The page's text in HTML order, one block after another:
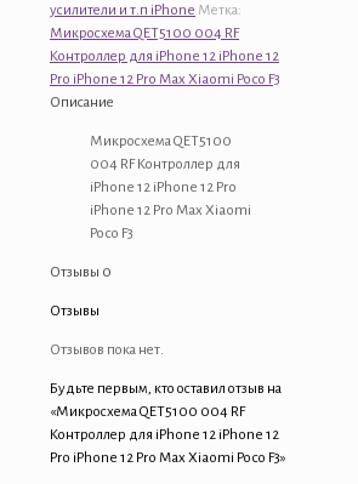
RF
Контроллер
для
iPhone
iPhone
iPhone
Max
F3
усилители и т.п iPhone Метка:
Микросхема QET5100 004 RF
Контроллер для iPhone 12 iPhone 12
Pro iPhone 12 Pro Max Xiaomi Poco F3
Описание
Микросхема QET5100
004 RF Контроллер для
iPhone 12 iPhone 12 Pro
iPhone 12 Pro Max Xiaomi
Poco F3
Отзывы 0
Отзывы
Отзывов пока нет.
Будьте первым, кто оставил отзыв на
«Микросхема QET5100 004 RF
Контроллер для iPhone 12 iPhone 12
Pro iPhone 12 Pro Max Xiaomi Poco F3»